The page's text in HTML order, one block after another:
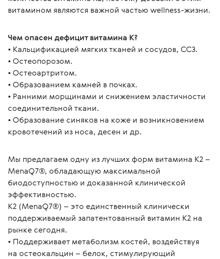
витамином являются важной частью wellness-жизни.
Чем опасен дефицит витамина К?
• Кальцификацией мягких тканей и сосудов, ССЗ.
• Остеопорозом.
• Остеоартритом.
• Образованием камней в почках.
• Ранними морщинами и снижением эластичности
соединительной ткани.
• Образование синяков на коже и возникновением
кровотечений из носа, десен и др.
Мы предлагаем одну из лучших форм витамина K2 –
MenaQ7®, обладающую максимальной
биодоступностью и доказанной клинической
эффективностью.
K2 (MenaQ7®) – это единственный клинически
поддерживаемый запатентованный витамин K2 на
рынке сегодня.
• Поддерживает метаболизм костей, воздействуя
на остеокальцин – белок, стимулирующий